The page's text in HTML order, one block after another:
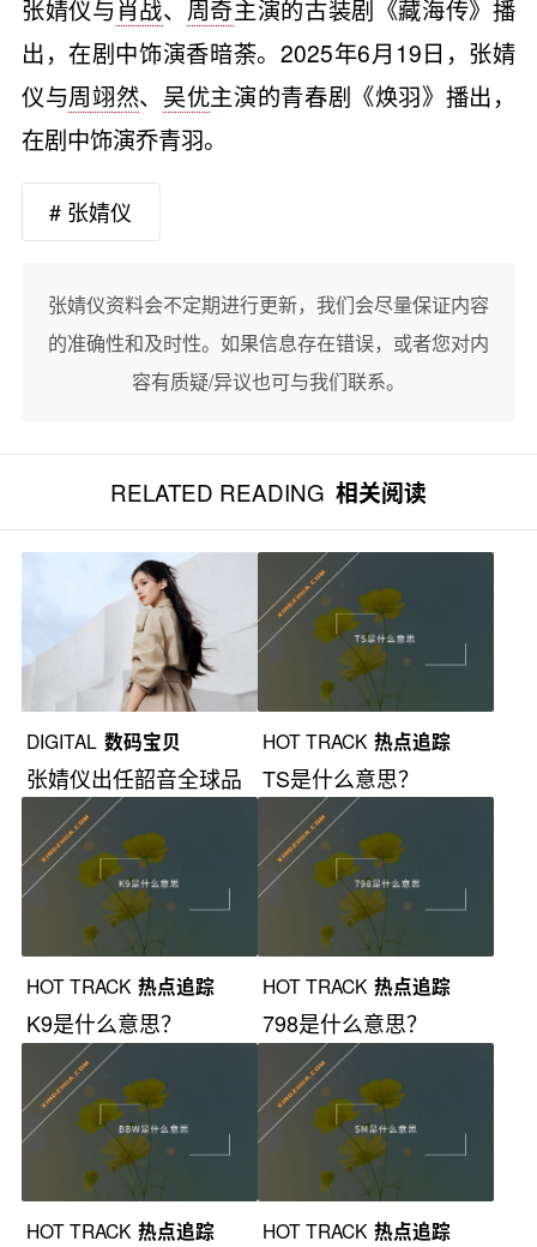
张婧仪与肖战、 周奇主演的古装剧《藏海传》播
出，在剧中饰演香暗荼。2025年6月19日，张婧
仪与周翊然、 吴优主演的青春剧《焕羽》播出，
在剧中饰演乔青羽。
# 张婧仪
张婧仪资料会不定期进行更新，我们会尽量保证内容
的准确性和及时性。如果信息存在错误，或者您对内
容有质疑/异议也可与我们联系。
RELATED READING 相关阅读
DIGITAL 数码宝贝
张婧仪出任韶音全球品
牌大使
HOT TRACK 热点追踪
TS是什么意思？
HOT TRACK 热点追踪
K9是什么意思？
HOT TRACK 热点追踪
798是什么意思？
HOT TRACK 热点追踪 HOT TRACK 热点追踪